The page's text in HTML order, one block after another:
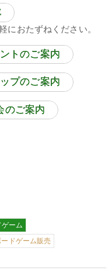
におたずねください。
トのご案内
プのご案内
のご案内
ーム
ードゲーム販売